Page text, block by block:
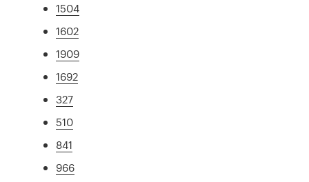
1504
1602
1909
1692
327
510
841
966